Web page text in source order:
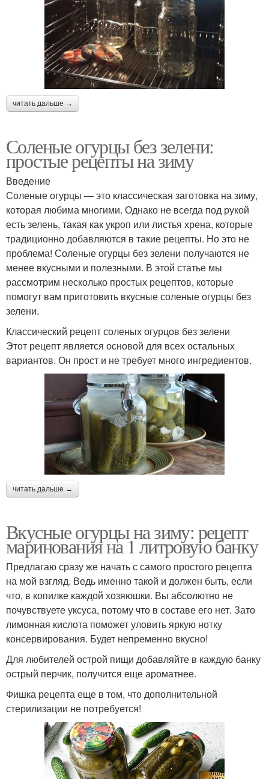
читать дальше →
Соленые огурцы без зелени:
простые рецепты на зиму
Введение
Соленые огурцы — это классическая заготовка на зиму,
которая любима многими. Однако не всегда под рукой
есть зелень, такая как укроп или листья хрена, которые
традиционно добавляются в такие рецепты. Но это не
проблема! Соленые огурцы без зелени получаются не
менее вкусными и полезными. В этой статье мы
рассмотрим несколько простых рецептов, которые
помогут вам приготовить вкусные соленые огурцы без
зелени.
Классический рецепт соленых огурцов без зелени
Этот рецепт является основой для всех остальных
вариантов. Он прост и не требует много ингредиентов.
читать дальше →
Вкусные огурцы на зиму: рецепт
маринования на 1 литровую банку
Предлагаю сразу же начать с самого простого рецепта
на мой взгляд. Ведь именно такой и должен быть, если
что, в копилке каждой хозяюшки. Вы абсолютно не
почувствуете уксуса, потому что в составе его нет. Зато
лимонная кислота поможет уловить яркую нотку
консервирования. Будет непременно вкусно!
Для любителей острой пищи добавляйте в каждую банку
острый перчик, получится еще ароматнее.
Фишка рецепта еще в том, что дополнительной
стерилизации не потребуется!